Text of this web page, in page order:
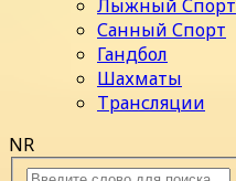
Лыжный Спорт
Санный Спорт
Гандбол
Шахматы
Трансляции
NR